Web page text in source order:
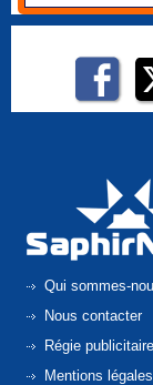
Qui sommes-
Nous contacter
Régie publicitaire
Mentions légales